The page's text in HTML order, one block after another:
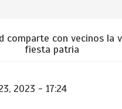
comparte con vecinos la
fiesta patria
2023 - 17:24